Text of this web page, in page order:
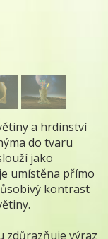
a hrdinství
do tvaru
jako
umístěna přímo
kontrast
zdůrazňuje výraz